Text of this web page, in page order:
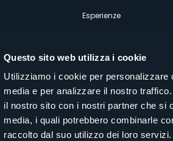
Questo sito web utilizza i cookie
Utilizziamo i cookie per personalizzare
media e per analizzare il nostro
il nostro sito con i nostri partner che si
media, i quali potrebbero combinarle
raccolto dal suo utilizzo dei loro servizi.
Esperienze
Scrl
Italia 26 - 28838 Stresa VB - Italy
edistrettolaghi@legalmail.it